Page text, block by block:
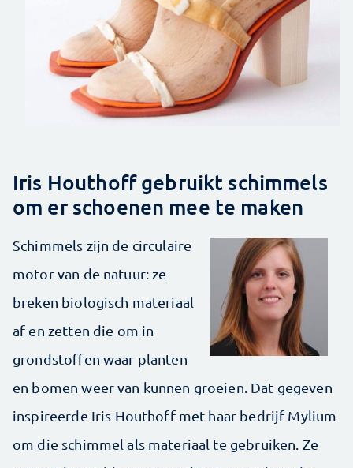
Iris Houthoff gebruikt schimmels
om er schoenen mee te maken
Schimmels zijn de circulaire
motor van de natuur: ze
breken biologisch materiaal
af en zetten die om in
grondstoffen waar planten
en bomen weer van kunnen groeien. Dat gegeven
inspireerde Iris Houthoff met haar bedrijf Mylium
om die schimmel als materiaal te gebruiken. Ze